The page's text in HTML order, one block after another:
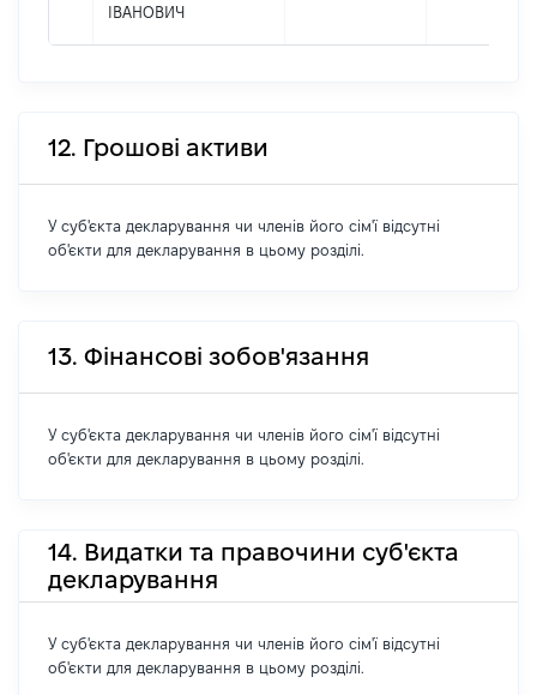
ІВАНОВИЧ
12. Грошові активи
У суб'єкта декларування чи членів його сім'ї відсутні
об'єкти для декларування в цьому розділі.
13. Фінансові зобов'язання
У суб'єкта декларування чи членів його сім'ї відсутні
об'єкти для декларування в цьому розділі.
14. Видатки та правочини суб'єкта
декларування
У суб'єкта декларування чи членів його сім'ї відсутні
об'єкти для декларування в цьому розділі.